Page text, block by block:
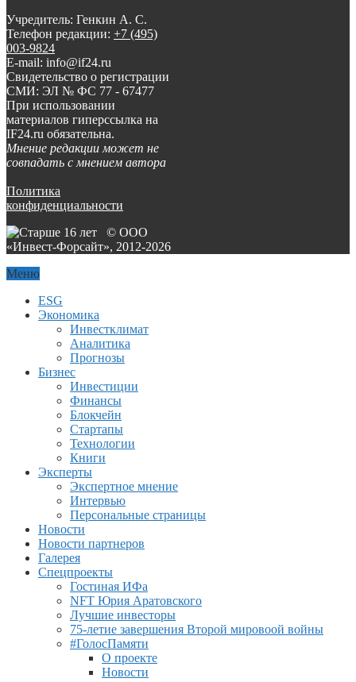
Учредитель: Генкин А. С.
Телефон редакции: +7 (495)
003-9824
E-mail: info@if24.ru
Свидетельство о регистрации
СМИ: ЭЛ № ФС 77 - 67477
При использовании
материалов гиперссылка на
IF24.ru обязательна.
Мнение редакции может не
совпадать с мнением автора
Политика
конфиденциальности
© ООО
«Инвест-Форсайт», 2012-2026
Меню
ESG
Экономика
Инвестклимат
Аналитика
Прогнозы
Бизнес
Инвестиции
Финансы
Блокчейн
Стартапы
Технологии
Книги
Эксперты
Экспертное мнение
Интервью
Персональные страницы
Новости
Новости партнеров
Галерея
Спецпроекты
Гостиная ИФа
NFT Юрия Аратовского
Лучшие инвесторы
75-летие завершения Второй мировоой войны
#ГолосПамяти
О проекте
Новости